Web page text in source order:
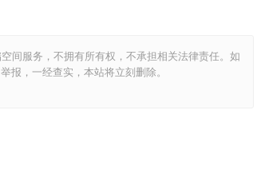
间服务，不拥有所有权，不承担相关法律责任。如
报，一经查实，本站将立刻删除。